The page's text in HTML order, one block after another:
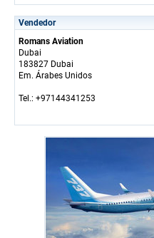
Vendedor
Romans Aviation
Dubai
183827 Dubai
Em. Árabes Unidos
Tel.: +97144341253